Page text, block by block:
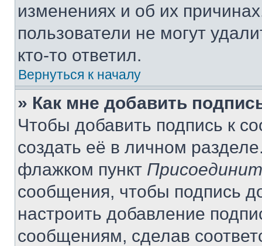
изменениях и об их
пользователи не могут
кто-то ответил.
Вернуться к началу
» Как мне добавить
Чтобы добавить подпись к
создать её в личном
флажком пункт
сообщения, чтобы подпись
настроить добавление
сообщениям, сделав